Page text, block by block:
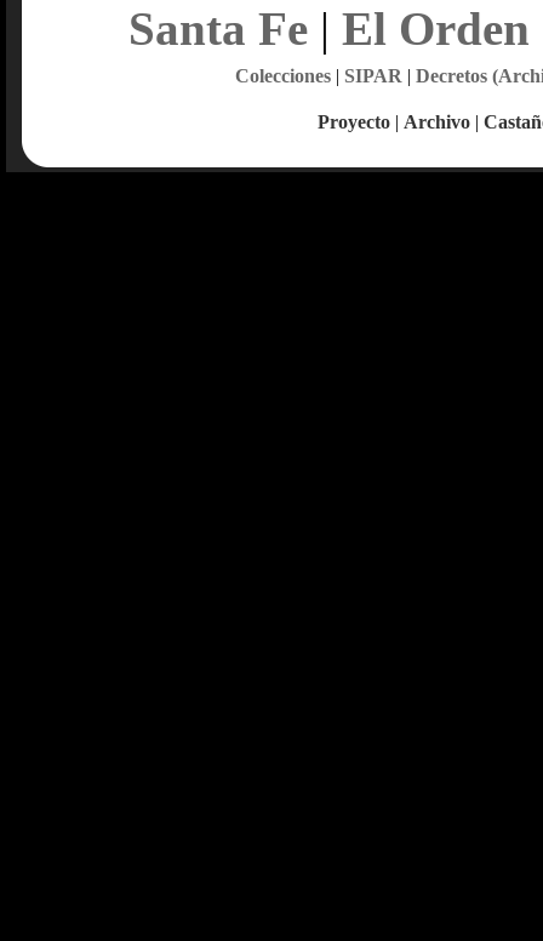
Santa Fe| El Orden
Colecciones| SIPAR | Decretos
Proyecto | Archivo |